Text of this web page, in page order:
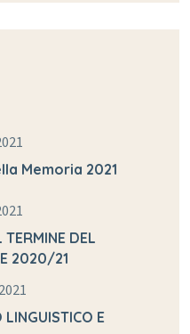
Memoria 2021
TERMINE DEL
2020/21
LINGUISTICO E